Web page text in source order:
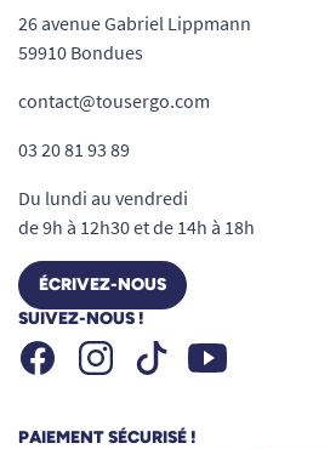
26 avenue Gabriel Lippmann
59910 Bondues
contact@tousergo.com
03 20 81 93 89
Du lundi au vendredi
de 9h à 12h30 et de 14h à 18h
ÉCRIVEZ-NOUS
SUIVEZ-NOUS !
FacebookInstagramTiktok Youtube
PAIEMENT SÉCURISÉ !